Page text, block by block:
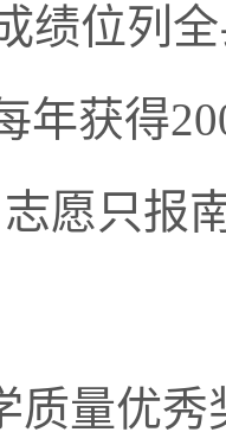
绩位列
年获得
愿只报
质量优秀